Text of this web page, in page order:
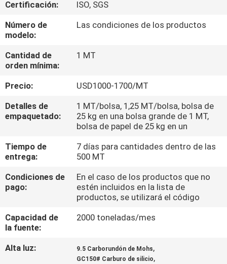
DE
LA
DE
CALIDAD
ÉNTRENOS
EN
CONTACTO
CON
NOTICIAS
Certificación:
ISO, SGS
Número de
modelo:
Las condiciones de los productos
Cantidad de
orden mínima:
1 MT
Precio:
USD1000-1700/MT
Detalles de
empaquetado:
1 MT/bolsa, 1,25 MT/bolsa, bolsa de
25 kg en una bolsa grande de 1 MT,
bolsa de papel de 25 kg en un
Tiempo de
entrega:
7 días para cantidades dentro de las
500 MT
Condiciones de
pago:
En el caso de los productos que no
estén incluidos en la lista de
productos, se utilizará el código
Capacidad de
la fuente:
2000 toneladas/mes
Alta luz: 9.5 Carborundón de Mohs,
GC150# Carburo de silicio,